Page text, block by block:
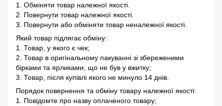
1. Обміняти товар належної якості.
2. Повернути товар належної якості.
3. Повернути або обміняти товар неналежної якості.
Який товар підлягає обміну:
1. Товар, у якого є чек;
2. Товар в оригінальному пакуванні зі збереженими
бірками та ярликами, що не був у вжитку;
3. Товар, після купівлі якого не минуло 14 днів.
Порядок повернення та обміну товару належної якості:
1. Повідомте про назву оплаченого товару;